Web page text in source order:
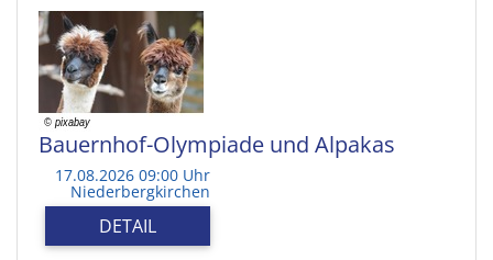
Bauernhof-Olympiade und Alpakas
17.08.2026 09:00 Uhr
Niederbergkirchen
DETAIL